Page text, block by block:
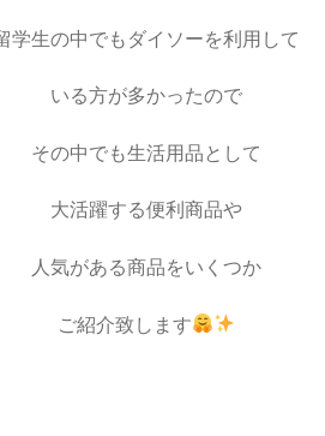
学生の中でもダイソーを利用して
いる方が多かったので
その中でも生活用品として
大活躍する便利商品や
人気がある商品をいくつか
ご紹介致します